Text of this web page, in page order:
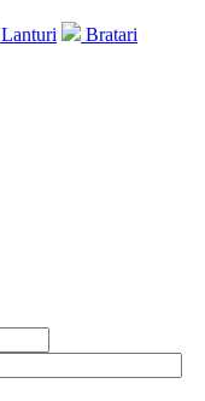
Lanturi
Bratari